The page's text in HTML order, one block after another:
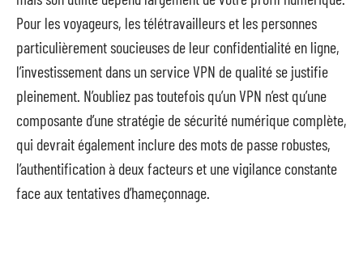
Pour les voyageurs, les télétravailleurs et les personnes
particulièrement soucieuses de leur confidentialité en ligne,
l’investissement dans un service VPN de qualité se justifie
pleinement. N’oubliez pas toutefois qu’un VPN n’est qu’une
composante d’une stratégie de sécurité numérique complète,
qui devrait également inclure des mots de passe robustes,
l’authentification à deux facteurs et une vigilance constante
face aux tentatives d’hameçonnage.